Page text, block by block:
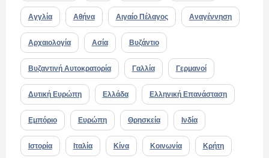
Αγγλία Αθήνα Αιγαίο Πέλαγος Αναγέννηση
Αρχαιολογία Ασία Βυζάντιο
Βυζαντινή Αυτοκρατορία Γαλλία Γερμανοί
Δυτική Ευρώπη Ελλάδα Ελληνική Επανάσταση
Εμπόριο Ευρώπη Θρησκεία Ινδία
Ιστορία Ιταλία Κίνα Κοινωνία Κρήτη